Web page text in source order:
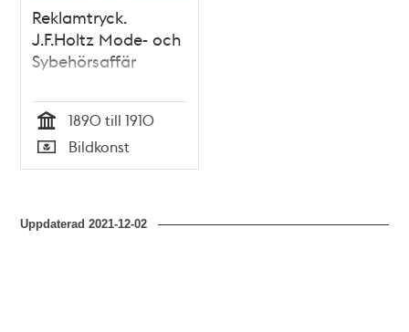
Reklamtryck.
J.F.Holtz Mode- och
Sybehörsaffär
Tid
1890 till 1910
Typ
Bildkonst
Uppdaterad2021-12-02